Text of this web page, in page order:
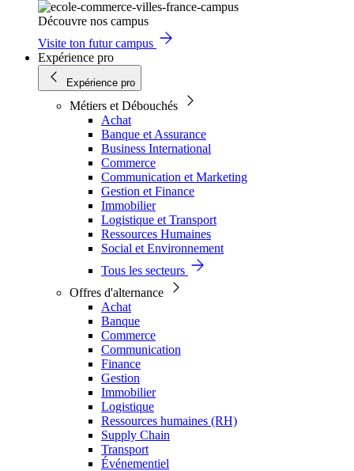
Découvre nos campus
Visite ton futur campus
Expérience pro
Expérience pro
Métiers et Débouchés
Achat
Banque et Assurance
Business International
Commerce
Communication et Marketing
Gestion et Finance
Immobilier
Logistique et Transport
Ressources Humaines
Social et Environnement
Tous les secteurs
Offres d'alternance
Achat
Banque
Commerce
Communication
Finance
Gestion
Immobilier
Logistique
Ressources humaines (RH)
Supply Chain
Transport
Événementiel